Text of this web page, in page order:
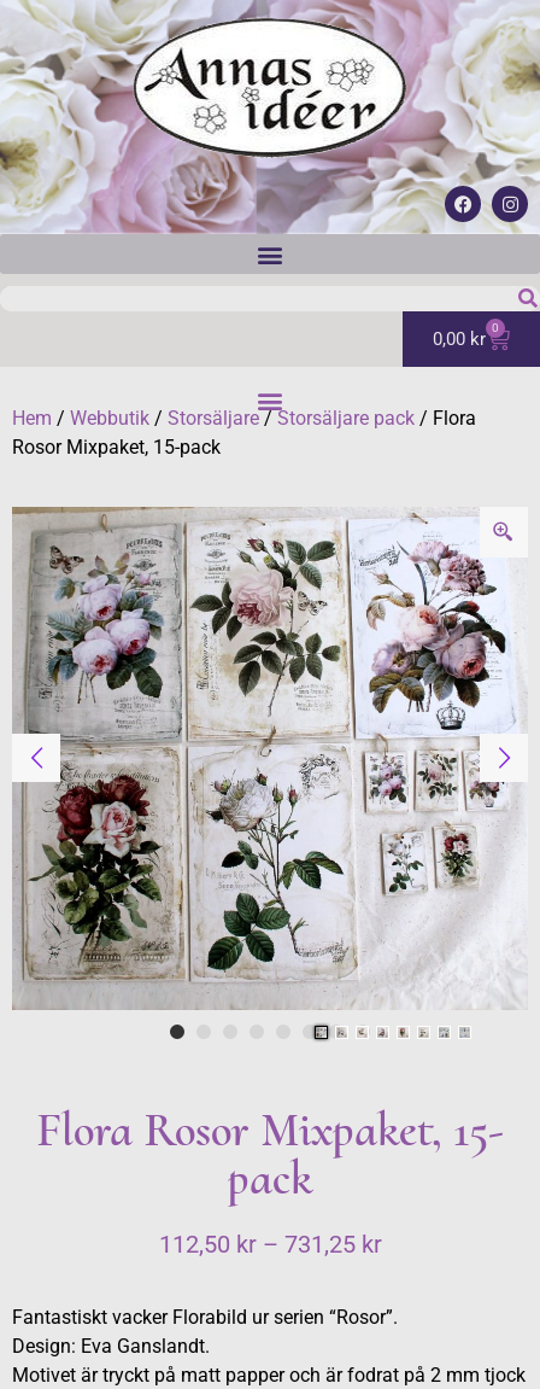
0,00 kr 0
Hem / Webbutik / Storsäljare/Storsäljare pack / Flora
Rosor Mixpaket, 15-pack
Flora Rosor Mixpaket, 15-
pack
112,50 kr – 731,25 kr
Fantastiskt vacker Florabild ur serien “Rosor”.
Design: Eva Ganslandt.
Motivet är tryckt på matt papper och är fodrat på 2 mm tjock